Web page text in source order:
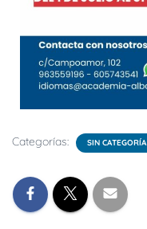
Categorías: SIN CATEGORÍA